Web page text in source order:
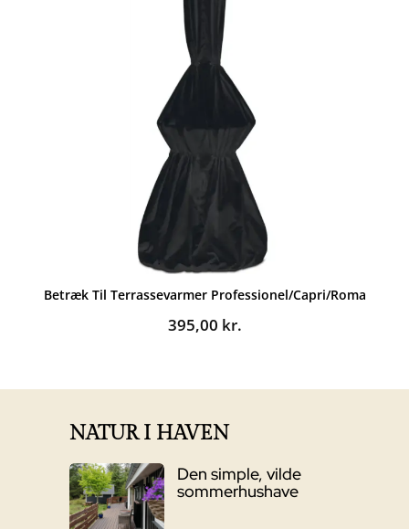
Betræk Til Terrassevarmer Professionel/Capri/Roma
395,00 kr.
NATUR I HAVEN
Den simple, vilde
sommerhushave